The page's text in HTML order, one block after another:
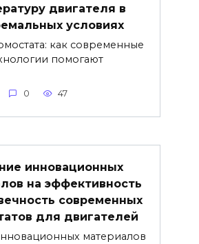
двигателя в
условиях
как современные
помогают
0 47
инновационных
на эффективность
современных
для двигателей
материалов